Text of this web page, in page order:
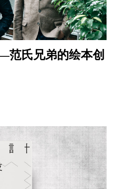
氏兄弟的绘本创